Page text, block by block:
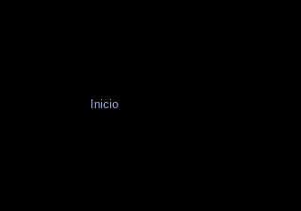
Inicio